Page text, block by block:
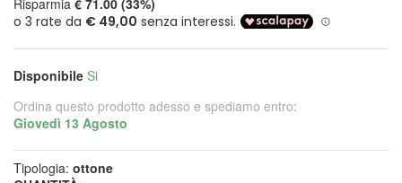
Disponibile Si
Ordina questo prodotto adesso e spediamo entro:
Giovedì 13 Agosto
Tipologia: ottone